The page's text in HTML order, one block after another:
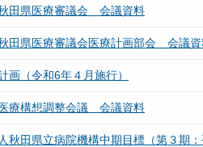
田県医療審議会 会議資料
田県医療審議会医療計画部会 会議
画（令和6年４月施行）
療構想調整会議 会議資料
秋田県立病院機構中期目標（第３期